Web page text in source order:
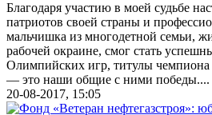
Благодаря участию в моей судьбе
патриотов своей страны и
мальчишка из многодетной семьи,
рабочей окраине, смог стать
Олимпийских игр, титулы
— это наши общие с ними победы....
20-08-2017, 15:05